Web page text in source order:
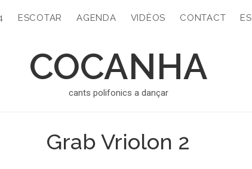
COCANHA
cants polifonics a dançar
ESCOTAR AGENDA VIDÈOS CONTACT
Grab Vriolon 2